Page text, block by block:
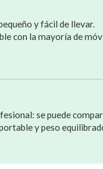
y fácil de llevar.
con la mayoría de
se puede
y peso